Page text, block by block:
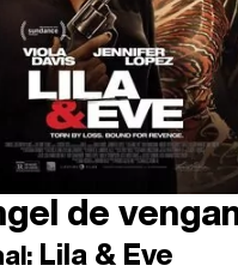
de
Lila & Eve